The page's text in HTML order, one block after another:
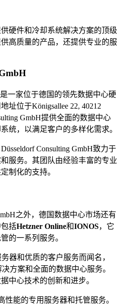
硬件和冷却系统解决方案的顶级
高质量的产品，还提供专业的服
是一家位于德国的领先数据中心硬
址位于Königsallee 22, 40212
GmbH提供全面的数据中心
统，以满足客户的多样化需求。
Consulting GmbH致力于
服务。其团队由经验丰富的专业
制化的支持。
之外，德国数据中心市场还有
括Hetzner Online和IONOS，它
的一系列服务。
器和优质的客户服务而闻名，
方案和全面的数据中心服务。
中心技术的创新和进步。
性能的专用服务器和托管服务。